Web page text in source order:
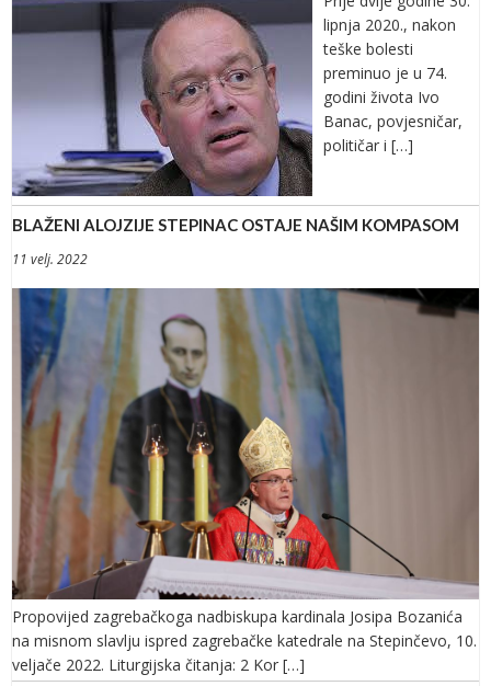
lipnja 2020., nakon
teške bolesti
preminuo je u 74.
godini života Ivo
Banac, povjesničar,
političar i […]
BLAŽENI ALOJZIJE STEPINAC OSTAJE NAŠIM KOMPASOM
11 velj. 2022
Propovijed zagrebačkoga nadbiskupa kardinala Josipa Bozanića
na misnom slavlju ispred zagrebačke katedrale na Stepinčevo, 10.
veljače 2022. Liturgijska čitanja: 2 Kor […]